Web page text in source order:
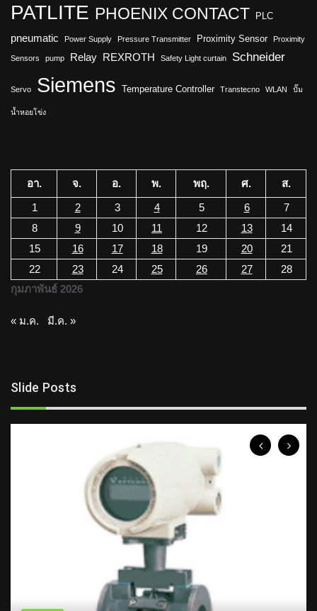
PATLITE PHOENIX CONTACT PLC
pneumatic Power Supply Pressure Transmitter Proximity Sensor Proximity
Sensors pump Relay REXROTH Safety Light curtain Schneider
Servo Siemens Temperature Controller Transtecno WLAN ปั๊ม
น้ำหอยโข่ง
กุมภาพันธ์ 2026
อา. จ. อ. พ. พฤ. ศ.
ส.
1
2 3 4 5 6
7
8
9 10 11 12 13
14
15
16 17 18 19 20
21
22
23 24 25 26 27 28
« ม.ค. มี.ค. »
Slide Posts